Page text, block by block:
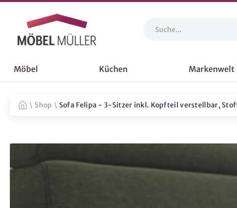
Möbel Küchen Markenwelt
\ Shop \ Sofa Felipa - 3-Sitzer inkl. Kopfteil verstellbar,